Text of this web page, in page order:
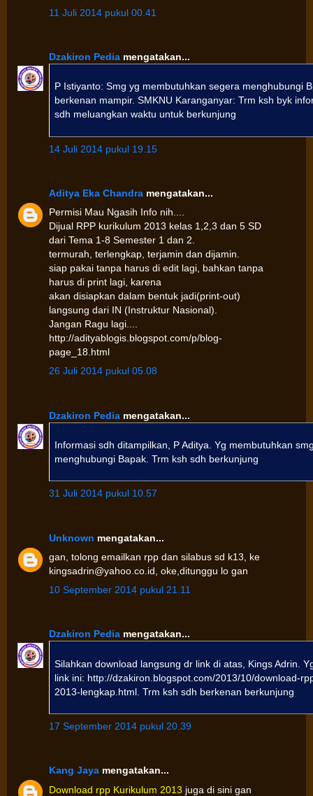
11 Juli 2014 pukul 00.41
Dzakiron Pedia mengatakan...
P Istiyanto: Smg yg membutuhkan segera menghubungi
berkenan mampir. SMKNU Karanganyar: Trm ksh byk
sdh meluangkan waktu untuk berkunjung
14 Juli 2014 pukul 19.15
Aditya Eka Chandra mengatakan...
Permisi Mau Ngasih Info nih....
Dijual RPP kurikulum 2013 kelas 1,2,3 dan 5 SD
dari Tema 1-8 Semester 1 dan 2.
termurah, terlengkap, terjamin dan dijamin.
siap pakai tanpa harus di edit lagi, bahkan tanpa
harus di print lagi, karena
akan disiapkan dalam bentuk jadi(print-out)
langsung dari IN (Instruktur Nasional).
Jangan Ragu lagi....
http://adityablogis.blogspot.com/p/blog-
page_18.html
26 Juli 2014 pukul 05.08
Dzakiron Pedia mengatakan...
Informasi sdh ditampilkan, P Aditya. Yg membutuhkan
menghubungi Bapak. Trm ksh sdh berkunjung
31 Juli 2014 pukul 10.57
Unknown mengatakan...
gan, tolong emailkan rpp dan silabus sd k13, ke
kingsadrin@yahoo.co.id, oke,ditunggu lo gan
10 September 2014 pukul 21.11
Dzakiron Pedia mengatakan...
Silahkan download langsung dr link di atas, Kings Adrin.
link ini: http://dzakiron.blogspot.com/2013/10/download-
2013-lengkap.html. Trm ksh sdh berkenan berkunjung
17 September 2014 pukul 20.39
Kang Jaya mengatakan...
Download rpp Kurikulum 2013 juga di sini gan